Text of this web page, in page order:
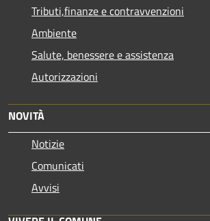
Tributi,finanze e contravvenzioni
Ambiente
Salute, benessere e assistenza
Autorizzazioni
NOVITÀ
Notizie
Comunicati
Avvisi